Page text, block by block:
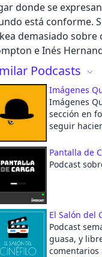
donde se
está conforme.
demasiado sobre
e Inés
Podcasts
Imágenes
Imágenes
sección en
seguir
nuestro
YOUTUBE.
http://
Pantalla de
Podcast
El Salón del
Podcast
guasa, y
comentarios